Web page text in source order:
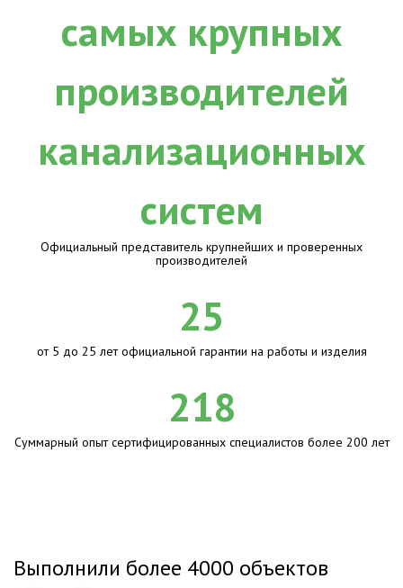
Официальный представитель крупнейших и проверенных
производителей
25
от 5 до 25 лет официальной гарантии на работы и изделия
218
Суммарный опыт сертифицированных специалистов более 200 лет
Выполнили более 4000 объектов